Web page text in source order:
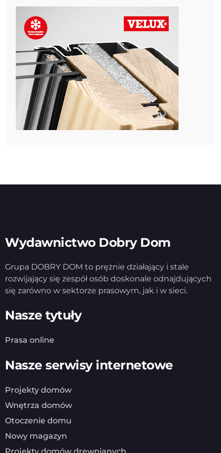
Wydawnictwo Dobry Dom
Grupa DOBRY DOM to prężnie działający i stale
rozwijający się zespół osób doskonale odnajdujących
się zarówno w sektorze prasowym, jak i w sieci.
Nasze tytuły
Prasa online
Nasze serwisy internetowe
Projekty domów
Wnętrza domów
Otoczenie domu
Nowy magazyn